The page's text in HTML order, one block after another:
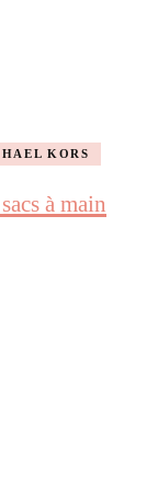
KORS
à main